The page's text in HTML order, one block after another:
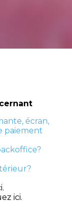
écran,
paiement
ici.